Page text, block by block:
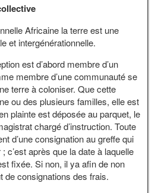
Africaine la terre est une
et intergénérationnelle.
est d’abord membre d’un
membre d’une communauté se
terre à coloniser. Que cette
ou des plusieurs familles, elle est
plainte est déposée au parquet, le
chargé d’instruction. Toute
d’une consignation au greffe qui
c’est après que la date à laquelle
fixée. Si non, il ya afin de non
de consignations des frais.